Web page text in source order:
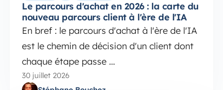
Le parcours d'achat en 2026 : la carte du
nouveau parcours client à l'ère de l'IA
En bref : le parcours d'achat à l'ère de l'IA
est le chemin de décision d'un client dont
chaque étape passe ...
30 juillet 2026